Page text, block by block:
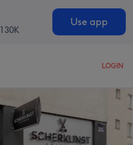
130K
Use app
LOGIN